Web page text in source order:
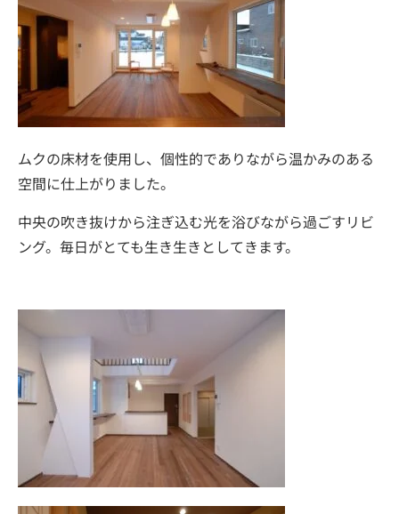
ムクの床材を使用し、個性的でありながら温かみのある
空間に仕上がりました。
中央の吹き抜けから注ぎ込む光を浴びながら過ごすリビ
ング。毎日がとても生き生きとしてきます。